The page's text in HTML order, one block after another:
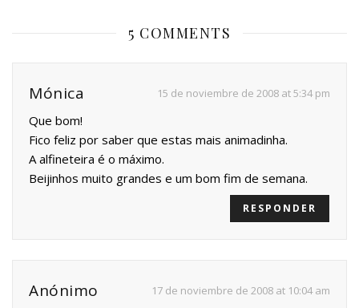
5 COMMENTS
Mónica 15 de noviembre de 2008 at 5:34 pm
Que bom!
Fico feliz por saber que estas mais animadinha.
A alfineteira é o máximo.
Beijinhos muito grandes e um bom fim de semana.
RESPONDER
Anónimo 17 de noviembre de 2008 at 10:04 am